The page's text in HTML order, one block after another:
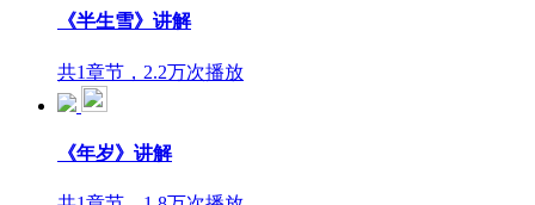
《半生雪》讲解
共1章节，2.2万次播放
《年岁》讲解